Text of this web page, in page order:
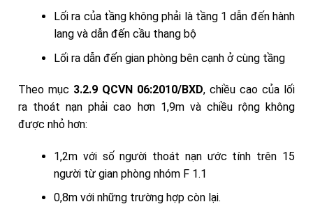
Lối ra của tầng không phải là tầng 1 dẫn đến hành
lang và dẫn đến cầu thang bộ
Lối ra dẫn đến gian phòng bên cạnh ở cùng tầng
Theo mục 3.2.9 QCVN 06:2010/BXD, chiều cao của lối
ra thoát nạn phải cao hơn 1,9m và chiều rộng không
được nhỏ hơn:
1,2m với số người thoát nạn ước tính trên 15
người từ gian phòng nhóm F 1.1
0,8m với những trường hợp còn lại.